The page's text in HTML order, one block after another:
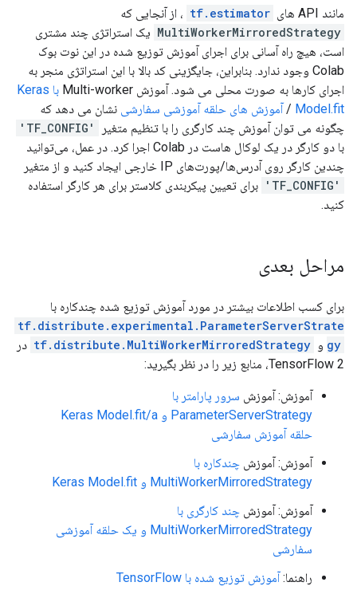
  key: "is_files"
  value {
    b: false
  }
}
attr {
  key: "metadata"
  value {
    s: "\n\024TensorSliceDataset:4"
  }
        }
      }
      shape {
      }
2021-11-13 02:31:09.117963: W tensorflow/core/
input: "Placeholder/_1"
  key: "Toutput_types"
    list {
      type: DT_FLOAT
      type: DT_FLOAT
    }
}
attr {
  key: "_cardinality"
  value {
    i: 3
attr {
  key: "metadata"
    s: "\n\024TensorSliceDataset:8"
      shape {
        }
مانند API های tf.estimator ، از آنجایی که
MultiWorkerMirroredStrategy یک استراتژی چند مشتری
است، هیچ راه آسانی برای اجرای آموزش توزیع شده در این نوت بوک
Colab وجود ندارد. بنابراین، جایگزینی کد بالا با این استراتژی منجر به
اجرای کارها به صورت محلی می شود. آموزش Multi-worker
با Keras
Model.fit
/آموزش های حلقه آموزشی سفارشی نشان می دهد که
چگونه می توان آموزش چند کارگری را با تنظیم متغیر
'TF_CONFIG'
با دو کارگر در یک لوکال هاست در Colab اجرا کرد. در عمل، می‌توانید
چندین کارگر روی آدرس‌ها/پورت‌های IP خارجی ایجاد کنید و از متغیر
'TF_CONFIG'
برای تعیین پیکربندی کلاستر برای هر کارگر استفاده
کنید.
مراحل بعدی
برای کسب اطلاعات بیشتر در مورد آموزش توزیع شده چندکاره با
tf.distribute.experimental.ParameterServerStrate
gy و tf.distribute.MultiWorkerMirroredStrategy در
TensorFlow 2، منابع زیر را در نظر بگیرید:
آموزش: آموزش سرور پارامتر با
ParameterServerStrategy و Keras Model.fit/a
حلقه آموزش سفارشی
آموزش: آموزش چندکاره با
MultiWorkerMirroredStrategy و Keras Model.fit
آموزش: آموزش چند کارگری با
MultiWorkerMirroredStrategy و یک حلقه آموزشی
سفارشی
راهنما:آموزش توزیع شده با TensorFlow